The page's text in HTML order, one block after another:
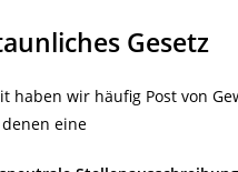
Gesetz
haben wir häufig Post von
eine